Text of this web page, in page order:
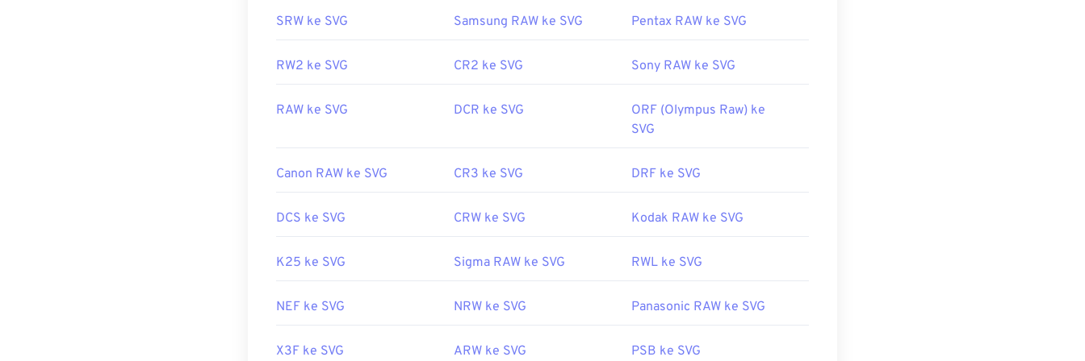
Rilis Awal:4 September 2001
SRW ke SVG Samsung RAW ke SVG Pentax RAW ke SVG
RW2 ke SVG CR2 ke SVG Sony RAW ke SVG
RAW ke SVG DCR ke SVG
ORF (Olympus Raw) ke
SVG
Canon RAW ke SVG CR3 ke SVG DRF ke SVG
DCS ke SVG CRW ke SVG Kodak RAW ke SVG
K25 ke SVG Sigma RAW ke SVG RWL ke SVG
NEF ke SVG NRW ke SVG Panasonic RAW ke SVG
X3F ke SVG ARW ke SVG PSB ke SVG